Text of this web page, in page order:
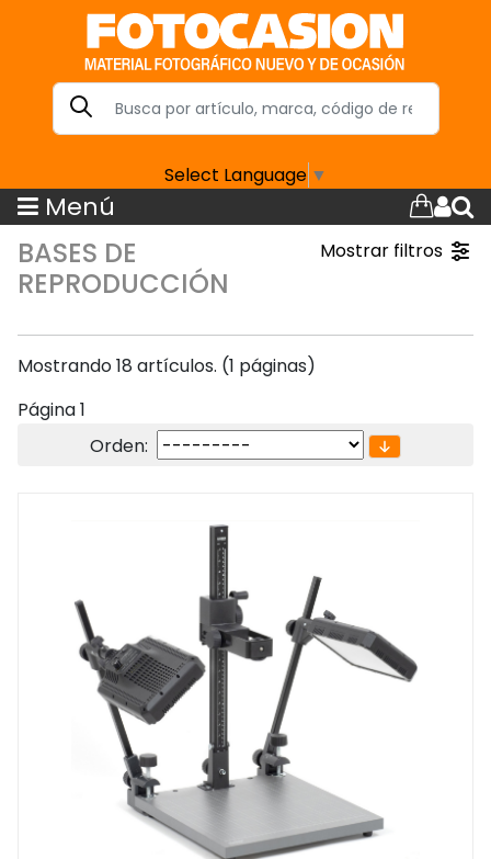
Select Language ▼
Menú
BASES DE
REPRODUCCIÓN
Mostrar filtros
Mostrando 18 artículos. (1 páginas)
Página 1
Orden: